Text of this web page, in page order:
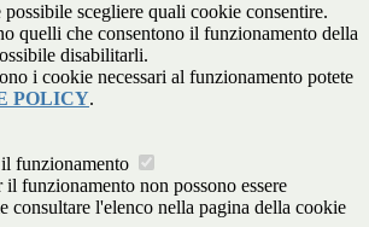
possibile scegliere quali cookie consentire.
quelli che consentono il funzionamento della
disabilitarli.
i cookie necessari al funzionamento potete
POLICY.
funzionamento
il funzionamento non possono essere
consultare l'elenco nella pagina della cookie